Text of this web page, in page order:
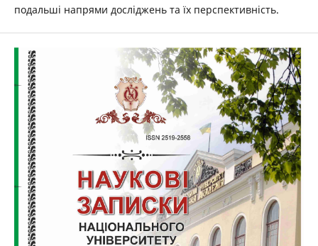
подальші напрями досліджень та їх перспективність.